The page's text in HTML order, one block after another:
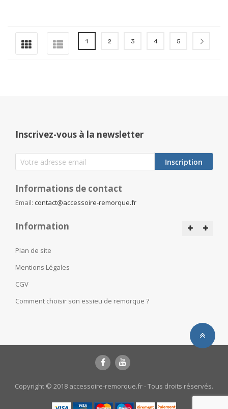
Page
1 2 3 4 5
Inscrivez-vous à la newsletter
Inscription
Informations de contact
Email: contact@accessoire-remorque.fr
Information
Plan de site
Mentions Légales
CGV
Comment choisir son essieu de remorque ?
Copyright © 2018 accessoire-remorque.fr - Tous droits réservés.